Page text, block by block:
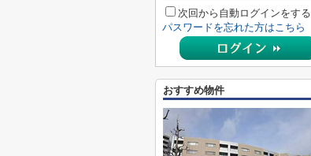
次回から自動ログインをする
パスワードを忘れた方はこちら
おすすめ物件